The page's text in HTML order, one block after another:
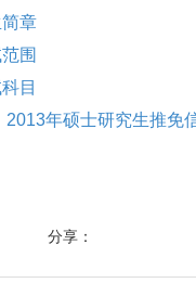
章
围
目
2013年硕士研究生推免
分享：